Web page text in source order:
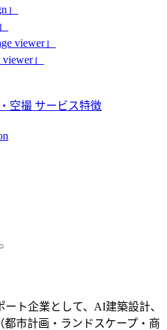
」
viewer」
」
空撮 サービス特徴
ト企業として、AI建築設計、
市計画・ランドスケープ・商